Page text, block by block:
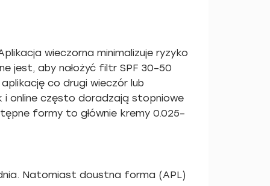
wieczorna minimalizuje ryzyko
jest, aby nałożyć filtr SPF 30–50
co drugi wieczór lub
i online często doradzają stopniowe
formy to głównie kremy 0.025–
Natomiast doustna forma (APL)